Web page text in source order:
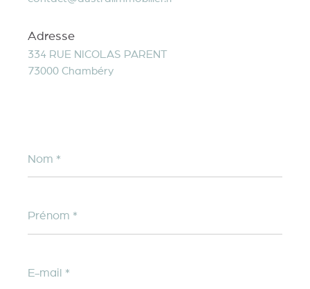
Adresse
334 RUE NICOLAS PARENT
73000 Chambéry
*
*
mail
*